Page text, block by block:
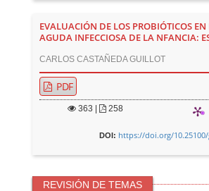
EVALUACIÓN DE LOS PROBIÓTICOS
AGUDA INFECCIOSA DE LA NFANCIA:
CARLOS CASTAÑEDA GUILLOT
PDF
363 | 258
DOI: https://doi.org/
REVISIÓN DE TEMAS